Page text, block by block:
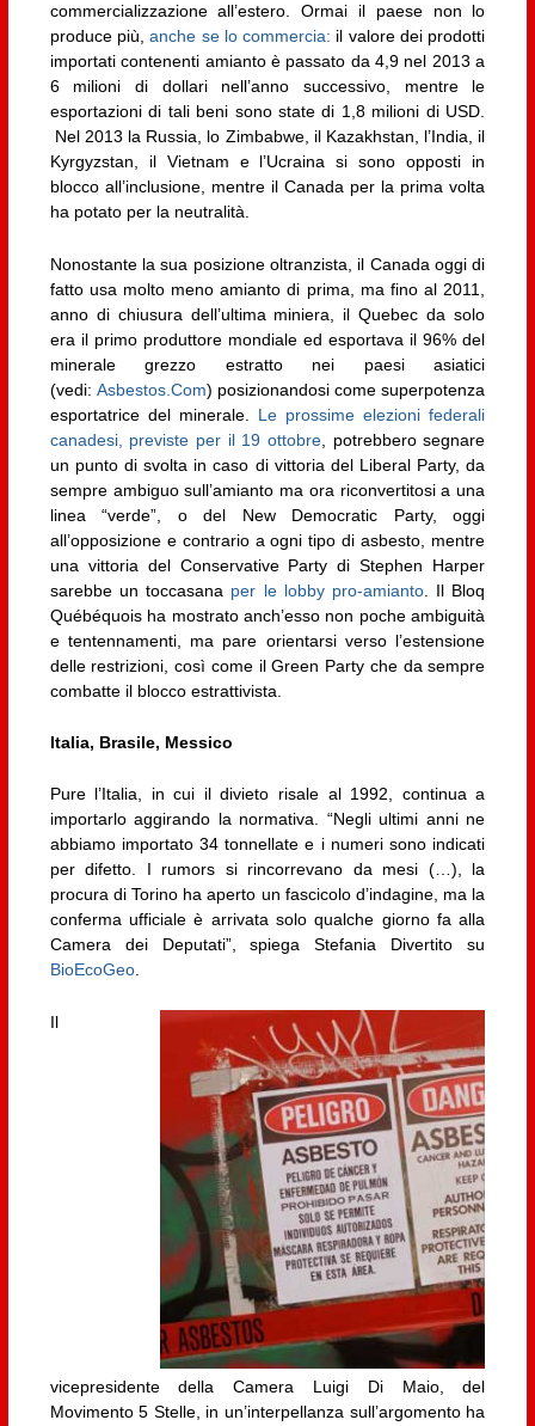
commercializzazione all’estero. Ormai il paese non lo
produce più, anche se lo commercia: il valore dei prodotti
importati contenenti amianto è passato da 4,9 nel 2013 a
6 milioni di dollari nell’anno successivo, mentre le
esportazioni di tali beni sono state di 1,8 milioni di USD.
Nel 2013 la Russia, lo Zimbabwe, il Kazakhstan, l’India, il
Kyrgyzstan, il Vietnam e l’Ucraina si sono opposti in
blocco all’inclusione, mentre il Canada per la prima volta
ha potato per la neutralità.
Nonostante la sua posizione oltranzista, il Canada oggi di
fatto usa molto meno amianto di prima, ma fino al 2011,
anno di chiusura dell’ultima miniera, il Quebec da solo
era il primo produttore mondiale ed esportava il 96% del
minerale grezzo estratto nei paesi asiatici
(vedi: Asbestos.Com) posizionandosi come superpotenza
esportatrice del minerale. Le prossime elezioni federali
canadesi, previste per il 19 ottobre, potrebbero segnare
un punto di svolta in caso di vittoria del Liberal Party, da
sempre ambiguo sull’amianto ma ora riconvertitosi a una
linea “verde”, o del New Democratic Party, oggi
all’opposizione e contrario a ogni tipo di asbesto, mentre
una vittoria del Conservative Party di Stephen Harper
sarebbe un toccasana per le lobby pro-amianto. Il Bloq
Québéquois ha mostrato anch’esso non poche ambiguità
e tentennamenti, ma pare orientarsi verso l’estensione
delle restrizioni, così come il Green Party che da sempre
combatte il blocco estrattivista.
Italia, Brasile, Messico
Pure l’Italia, in cui il divieto risale al 1992, continua a
importarlo aggirando la normativa. “Negli ultimi anni ne
abbiamo importato 34 tonnellate e i numeri sono indicati
per difetto. I rumors si rincorrevano da mesi (…), la
procura di Torino ha aperto un fascicolo d’indagine, ma la
conferma ufficiale è arrivata solo qualche giorno fa alla
Camera dei Deputati”, spiega Stefania Divertito su
BioEcoGeo.
Il
vicepresidente della Camera Luigi Di Maio, del
Movimento 5 Stelle, in un’interpellanza sull’argomento ha